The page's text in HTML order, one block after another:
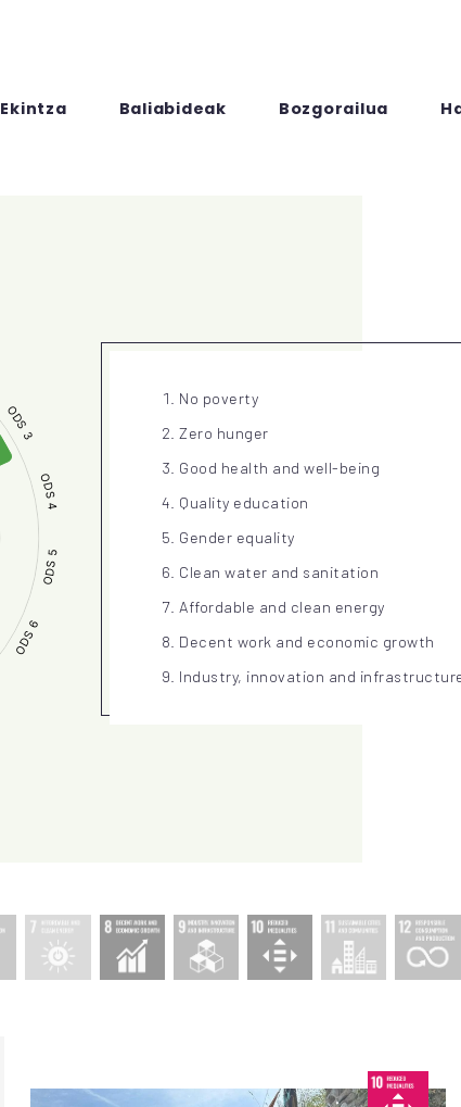
Ekintza Baliabideak Bozgorailua
No poverty
Zero hunger
Good health and well-being
Quality education
Gender equality
Clean water and sanitation
Affordable and clean energy
Decent work and economic growth
Industry, innovation and